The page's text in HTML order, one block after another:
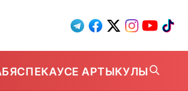
БЯСПЕКАУСЕ АРТЫКУЛЫ